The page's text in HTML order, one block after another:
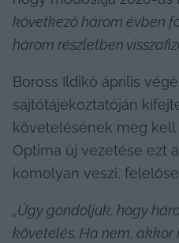
következő három évben
három részletben
Boross Ildikó április
sajtótájékoztatóján
követelésének meg kell
Optima új vezetése ezt
komolyan veszi,
„Úgy gondoljuk, hogy
követelés. Ha nem, akkor